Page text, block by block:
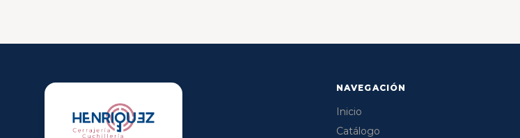
NAVEGACIÓN
Inicio
Catálogo